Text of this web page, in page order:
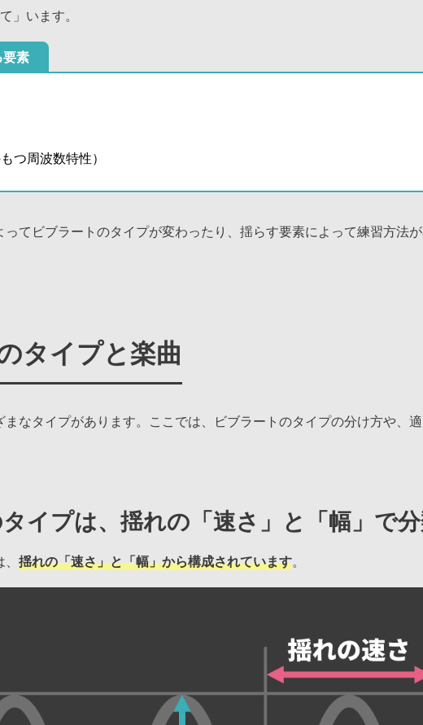
」います。
要素
つ周波数特性）
てビブラートのタイプが変わったり、揺らす要素によって練習方法
タイプと楽曲
まなタイプがあります。ここでは、ビブラートのタイプの分け方や、
イプは、揺れの「速さ」と「幅」で
揺れの「速さ」と「幅」から構成されています。